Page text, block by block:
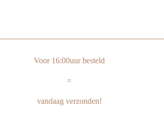
Voor 16:00uur besteld
=
vandaag verzonden!